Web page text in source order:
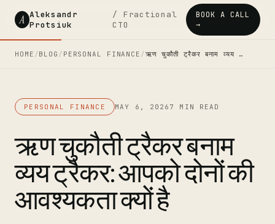
A Aleksandr
Protsiuk
/ Fractional
CTO
BOOK A CALL
→
HOME /BLOG / PERSONAL FINANCE /ऋण चुकौती ट्रैकर बनाम व्यय …
PERSONAL FINANCE MAY 6, 2026 7 MIN READ
ऋण चुकौती ट्रैकर बनाम
व्यय ट्रैकर: आपको दोनों की
आवश्यकता क्यों है